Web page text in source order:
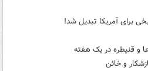
برای آمریکا تبدیل شد!
و خائن